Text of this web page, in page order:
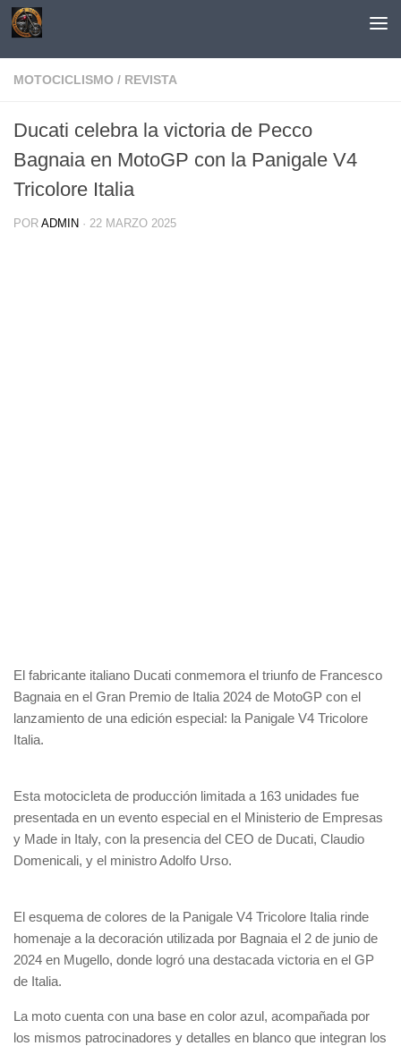
Saltar al contenido
MOTOCICLISMO / REVISTA
Ducati celebra la victoria de Pecco
Bagnaia en MotoGP con la Panigale V4
Tricolore Italia
POR ADMIN · 22 MARZO 2025
El fabricante italiano Ducati conmemora el triunfo de Francesco
Bagnaia en el Gran Premio de Italia 2024 de MotoGP con el
lanzamiento de una edición especial: la Panigale V4 Tricolore
Italia.
Esta motocicleta de producción limitada a 163 unidades fue
presentada en un evento especial en el Ministerio de Empresas
y Made in Italy, con la presencia del CEO de Ducati, Claudio
Domenicali, y el ministro Adolfo Urso.
El esquema de colores de la Panigale V4 Tricolore Italia rinde
homenaje a la decoración utilizada por Bagnaia el 2 de junio de
2024 en Mugello, donde logró una destacada victoria en el GP
de Italia.
La moto cuenta con una base en color azul, acompañada por
los mismos patrocinadores y detalles en blanco que integran los